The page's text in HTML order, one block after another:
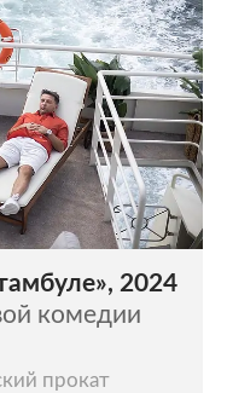
2024
комедии
прокат